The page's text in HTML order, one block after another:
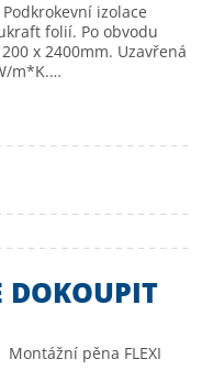
izolace
folií. Po obvodu
x 2400mm. Uzavřená
m*K.…
DOKOUPIT